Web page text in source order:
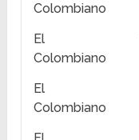
Colombiano
El
Colombiano
El
Colombiano